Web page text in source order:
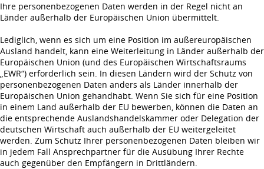
Ihre personenbezogenen Daten werden in der Regel nicht an
Länder außerhalb der Europäischen Union übermittelt.
Lediglich, wenn es sich um eine Position im außereuropäischen
Ausland handelt, kann eine Weiterleitung in Länder außerhalb der
Europäischen Union (und des Europäischen Wirtschaftsraums
„EWR“) erforderlich sein. In diesen Ländern wird der Schutz von
personenbezogenen Daten anders als Länder innerhalb der
Europäischen Union gehandhabt. Wenn Sie sich für eine Position
in einem Land außerhalb der EU bewerben, können die Daten an
die entsprechende Auslandshandelskammer oder Delegation der
deutschen Wirtschaft auch außerhalb der EU weitergeleitet
werden. Zum Schutz Ihrer personenbezogenen Daten bleiben wir
in jedem Fall Ansprechpartner für die Ausübung Ihrer Rechte
auch gegenüber den Empfängern in Drittländern.